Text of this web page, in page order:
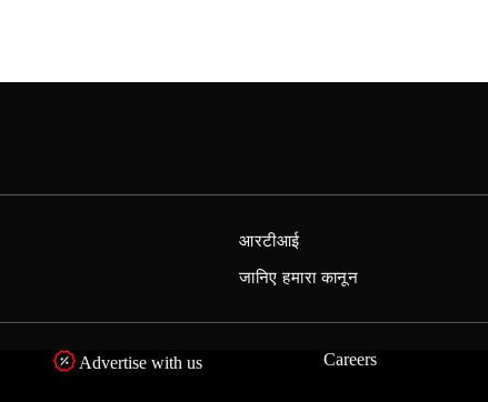
आरटीआई
जानिए हमारा कानून
Advertise with us Careers